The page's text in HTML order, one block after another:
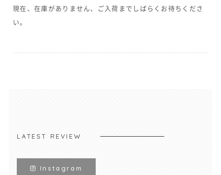
現在、在庫がありません、ご入荷までしばらくお待ちくださ
い。
LATEST REVIEW
Instagram